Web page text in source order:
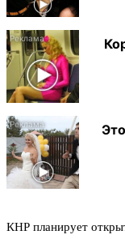
КНР планирует